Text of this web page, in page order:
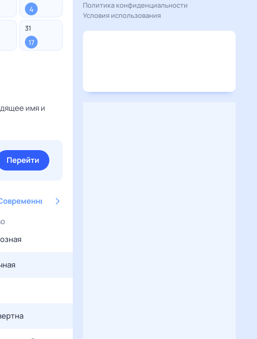
4
31
17
имя и
Перейти
имена
Политика конфиденциальности
Условия использования